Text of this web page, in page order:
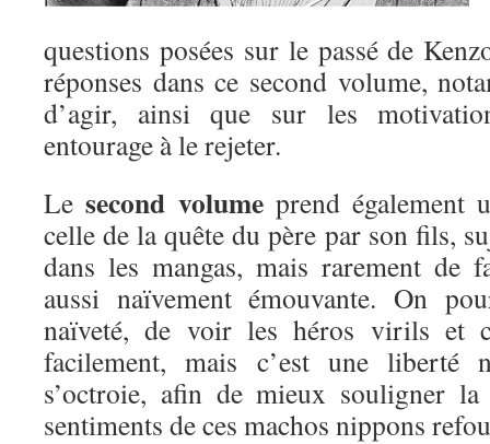
questions posées sur le passé de
réponses dans ce second volume,
d’agir, ainsi que sur les
entourage à le rejeter.
Lesecond volumeprend également
celle de la quête du père par son fils,
dans les mangas, mais rarement de
aussi naïvement émouvante. On
naïveté, de voir les héros virils et
facilement, mais c’est une liberté
s’octroie, afin de mieux souligner la
sentiments de ces machos nippons